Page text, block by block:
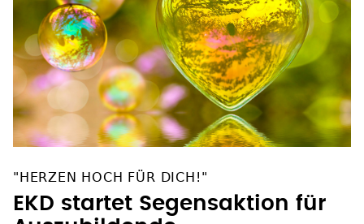
EKD startet Segensaktion für
Auszubildende